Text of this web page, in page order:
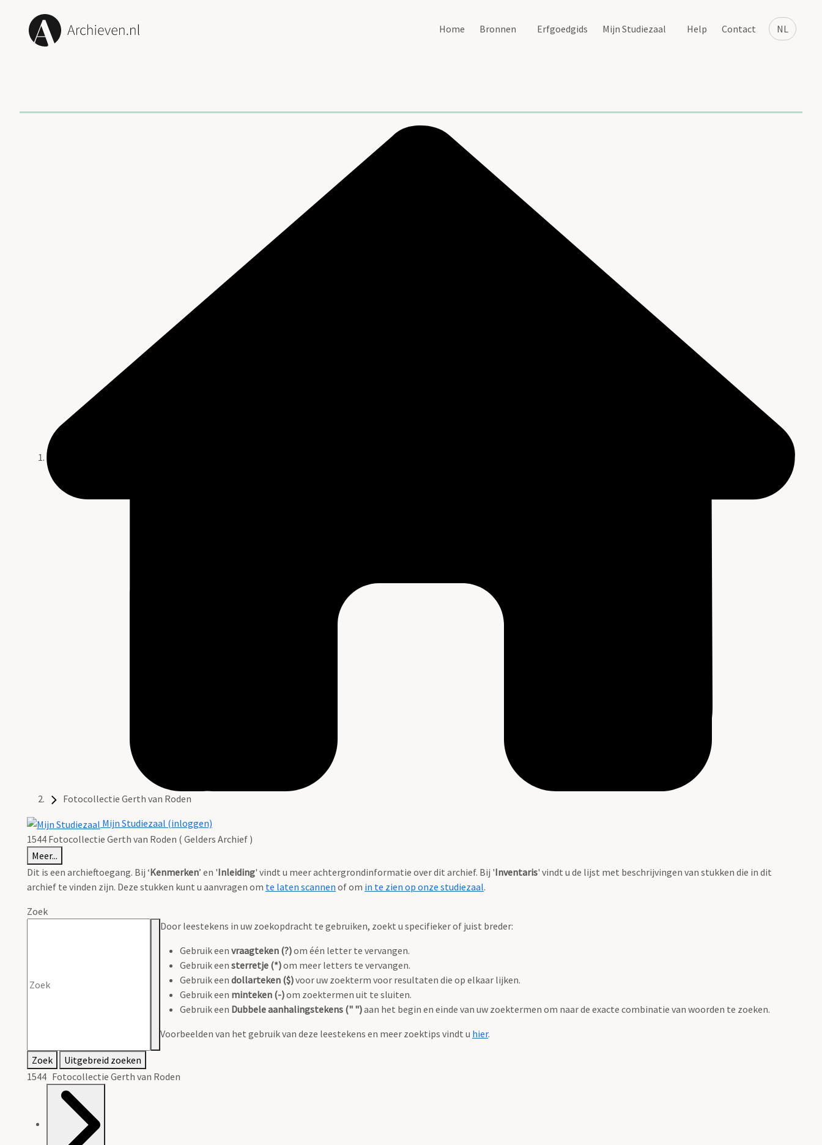
NL
Home Bronnen Erfgoedgids Mijn Studiezaal Help Contact
Fotocollectie Gerth van Roden
Mijn Studiezaal (inloggen)
1544 Fotocollectie Gerth van Roden ( Gelders Archief )
Meer...
Dit is een archieftoegang. Bij ‘Kenmerken’ en 'Inleiding' vindt u meer achtergrondinformatie over dit archief. Bij 'Inventaris' vindt u de lijst met beschrijvingen van stukken die in dit
archief te vinden zijn. Deze stukken kunt u aanvragen om te laten scannen of om in te zien op onze studiezaal.
Zoek
Door leestekens in uw zoekopdracht te gebruiken, zoekt u specifieker of juist breder:
Gebruik een vraagteken (?)om één letter te vervangen.
Gebruik een sterretje (*)om meer letters te vervangen.
Gebruik een dollarteken ($)voor uw zoekterm voor resultaten die op elkaar lijken.
Gebruik een minteken (-)om zoektermen uit te sluiten.
Gebruik een Dubbele aanhalingstekens (" ")aan het begin en einde van uw zoektermen om naar de exacte combinatie van woorden te zoeken.
Voorbeelden van het gebruik van deze leestekens en meer zoektips vindt u hier.
Zoek
Uitgebreid zoeken
1544 Fotocollectie Gerth van Roden